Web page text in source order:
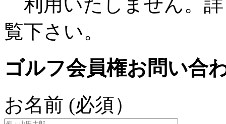
覧下さい。
ゴルフ会員権お問い合
お名前 (必須）